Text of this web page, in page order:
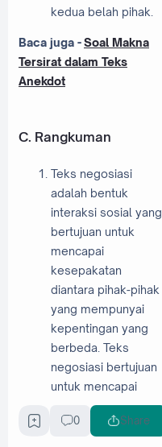
kedua belah pihak.
Baca juga -Soal Makna
Tersirat dalam Teks
Anekdot
C. Rangkuman
Teks negosiasi
adalah bentuk
interaksi sosial yang
bertujuan untuk
mencapai
kesepakatan
diantara pihak-pihak
yang mempunyai
kepentingan yang
berbeda. Teks
negosiasi bertujuan
untuk mencapai
penyelesaian dan
kesepakatan dari
0 Share